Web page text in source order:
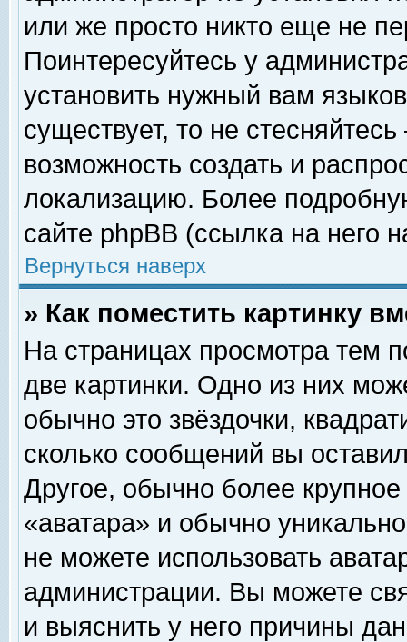
или же просто никто еще не
Поинтересуйтесь у
установить нужный вам
существует, то не
возможность создать и
локализацию. Более
сайте phpBB (ссылка на него
Вернуться наверх
» Как поместить картинку
На страницах просмотра тем
две картинки. Одно из них
обычно это звёздочки,
сколько сообщений вы
Другое, обычно более
«аватара» и обычно
не можете использовать
администрации. Вы можете
и выяснить у него причины